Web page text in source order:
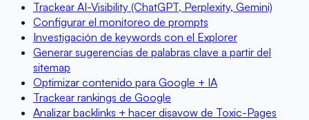
Trackear AI-Visibility (ChatGPT, Perplexity, Gemini)
Configurar el monitoreo de prompts
Investigación de keywords con el Explorer
Generar sugerencias de palabras clave a partir del
sitemap
Optimizar contenido para Google + IA
Trackear rankings de Google
Analizar backlinks + hacer disavow de Toxic-Pages